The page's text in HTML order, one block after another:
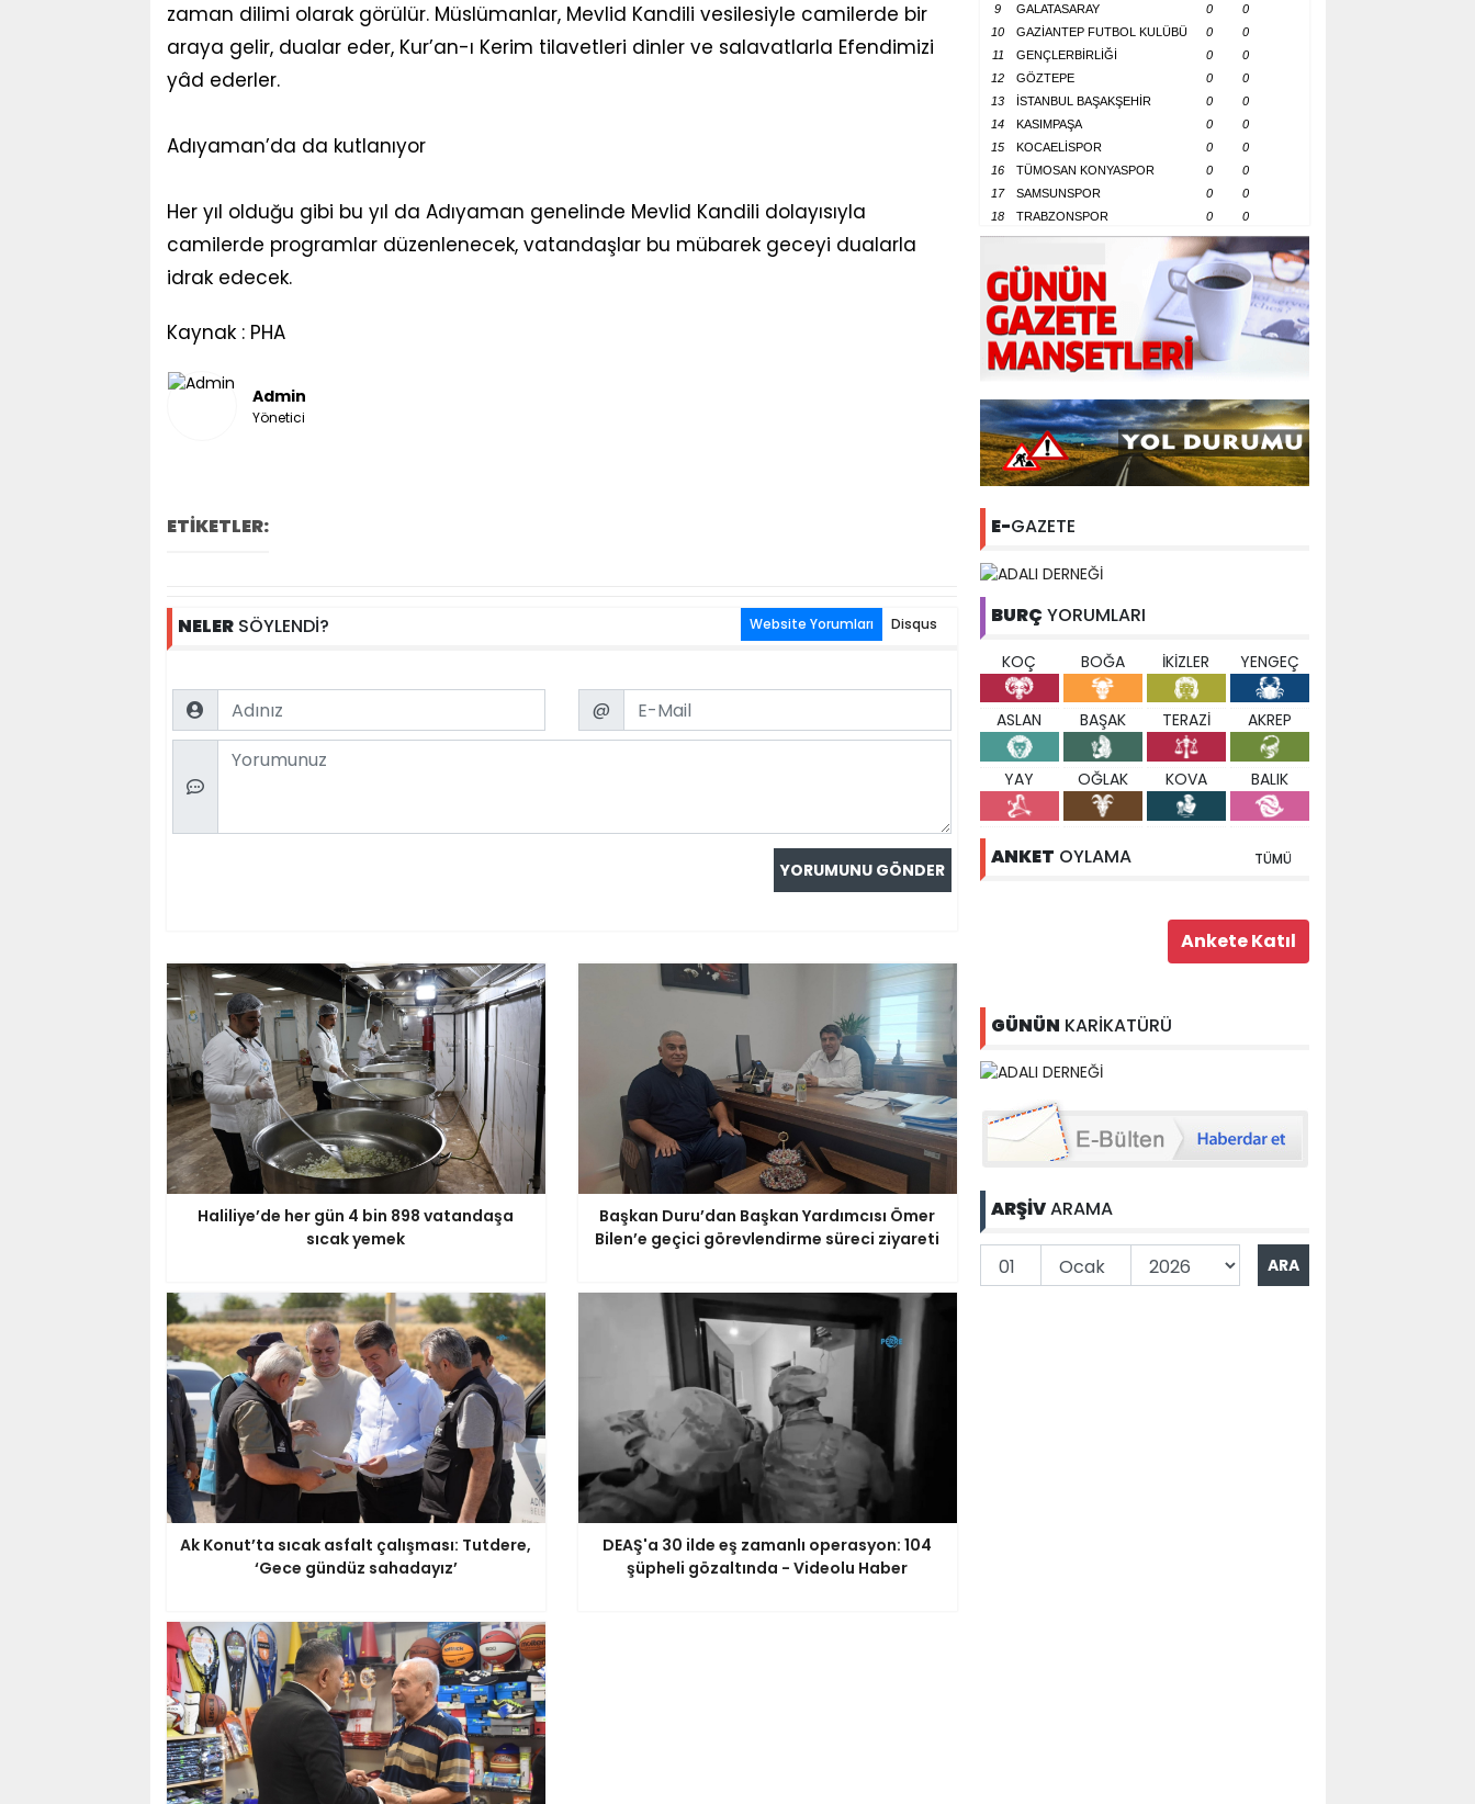
zaman dilimi olarak görülür. Müslümanlar, Mevlid Kandili vesilesiyle camilerde bir
araya gelir, dualar eder, Kur’an-ı Kerim tilavetleri dinler ve salavatlarla Efendimizi
yâd ederler.
Adıyaman’da da kutlanıyor
Her yıl olduğu gibi bu yıl da Adıyaman genelinde Mevlid Kandili dolayısıyla
camilerde programlar düzenlenecek, vatandaşlar bu mübarek geceyi dualarla
idrak edecek.
Kaynak : PHA
Admin
Yönetici
ETİKETLER:
NELERSÖYLENDİ? Website Yorumları Disqus
Name Email
@
Comment
Haliliye’de her gün 4 bin 898 vatandaşa
sıcak yemek
Başkan Duru’dan Başkan Yardımcısı Ömer
Bilen’e geçici görevlendirme süreci ziyareti
Ak Konut’ta sıcak asfalt çalışması: Tutdere,
‘Gece gündüz sahadayız’
DEAŞ'a 30 ilde eş zamanlı operasyon: 104
şüpheli gözaltında - Videolu Haber
9
GALATASARAY 0
0
10
GAZİANTEP FUTBOL KULÜBÜ 0
0
11
GENÇLERBİRLİĞİ 0
0
12
GÖZTEPE 0
0
13
İSTANBUL BAŞAKŞEHİR 0
0
14
KASIMPAŞA 0
0
15
KOCAELİSPOR 0
0
16
TÜMOSAN KONYASPOR 0
0
17
SAMSUNSPOR 0
0
18
TRABZONSPOR 0 0
E-GAZETE
BURÇ YORUMLARI
KOÇ BOĞA İKİZLER YENGEÇ
ASLAN BAŞAK TERAZİ AKREP
YAY OĞLAK KOVA BALIK
ANKET OYLAMA TÜMÜ
GÜNÜN KARİKATÜRÜ
ARŞİVARAMA